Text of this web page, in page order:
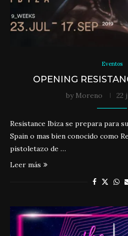
Eventos
OPENING
by Moreno 22
Resistance Ibiza se prepara para
Spain o mas bien conocido como
pistoletazo de …
Leer más